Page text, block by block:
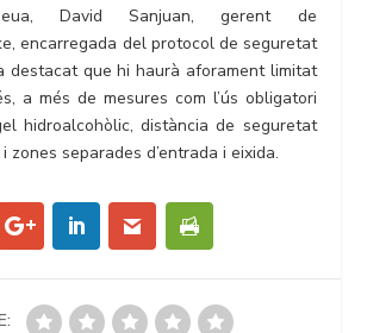
David Sanjuan, gerent de
encarregada del protocol de seguretat
destacat que hi haurà aforament limitat
a més de mesures com l’ús obligatori
hidroalcohòlic, distància de seguretat
zones separades d’entrada i eixida.